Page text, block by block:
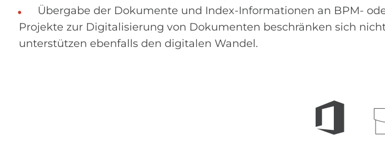
Übergabe der Dokumente und Index-Informationen an BPM-
Projekte zur Digitalisierung von Dokumenten beschränken sich
unterstützen ebenfalls den digitalen Wandel.